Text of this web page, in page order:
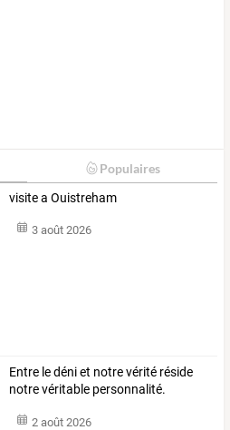
Populaires
visite a Ouistreham
3 août 2026
Entre le déni et notre vérité réside
notre véritable personnalité.
2 août 2026